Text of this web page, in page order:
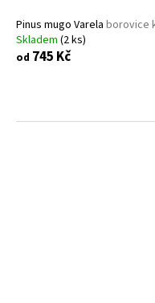
Pinus mugo Varela borovice
Skladem (2 ks)
od 745 Kč